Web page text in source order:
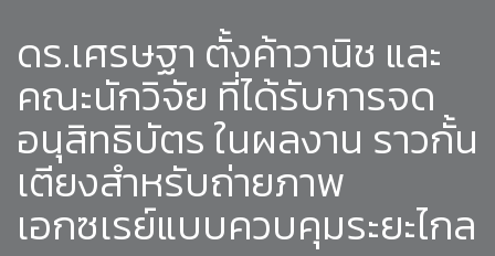
ดร.เศรษฐา ตั้งค้าวานิช และ
คณะนักวิจัย ที่ได้รับการจด
อนุสิทธิบัตร ในผลงาน ราวกั้น
เตียงสำหรับถ่ายภาพ
เอกซเรย์แบบควบคุมระยะไกล